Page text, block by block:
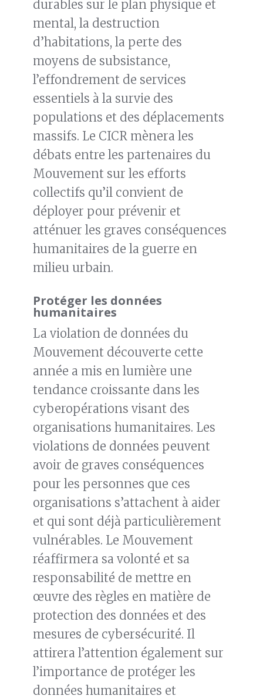
durables sur le plan physique et
mental, la destruction
d’habitations, la perte des
moyens de subsistance,
l’effondrement de services
essentiels à la survie des
populations et des déplacements
massifs. Le CICR mènera les
débats entre les partenaires du
Mouvement sur les efforts
collectifs qu’il convient de
déployer pour prévenir et
atténuer les graves conséquences
humanitaires de la guerre en
milieu urbain.
Protéger les données
humanitaires
La violation de données du
Mouvement découverte cette
année a mis en lumière une
tendance croissante dans les
cyberopérations visant des
organisations humanitaires. Les
violations de données peuvent
avoir de graves conséquences
pour les personnes que ces
organisations s’attachent à aider
et qui sont déjà particulièrement
vulnérables. Le Mouvement
réaffirmera sa volonté et sa
responsabilité de mettre en
œuvre des règles en matière de
protection des données et des
mesures de cybersécurité. Il
attirera l’attention également sur
l’importance de protéger les
données humanitaires et